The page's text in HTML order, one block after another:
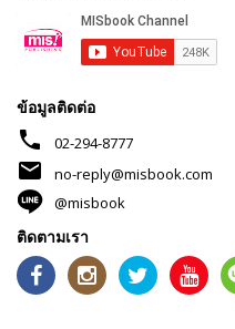
ข้อมูลติดต่อ
phone 02-294-8777
mail
no-reply@misbook.com
@misbook
ติดตามเรา